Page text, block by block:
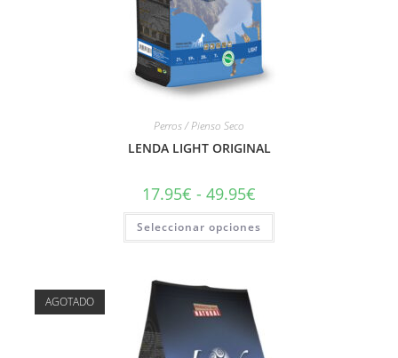
Perros / Pienso Seco
LENDA LIGHT ORIGINAL
17.95€ - 49.95€
Seleccionar opciones
AGOTADO